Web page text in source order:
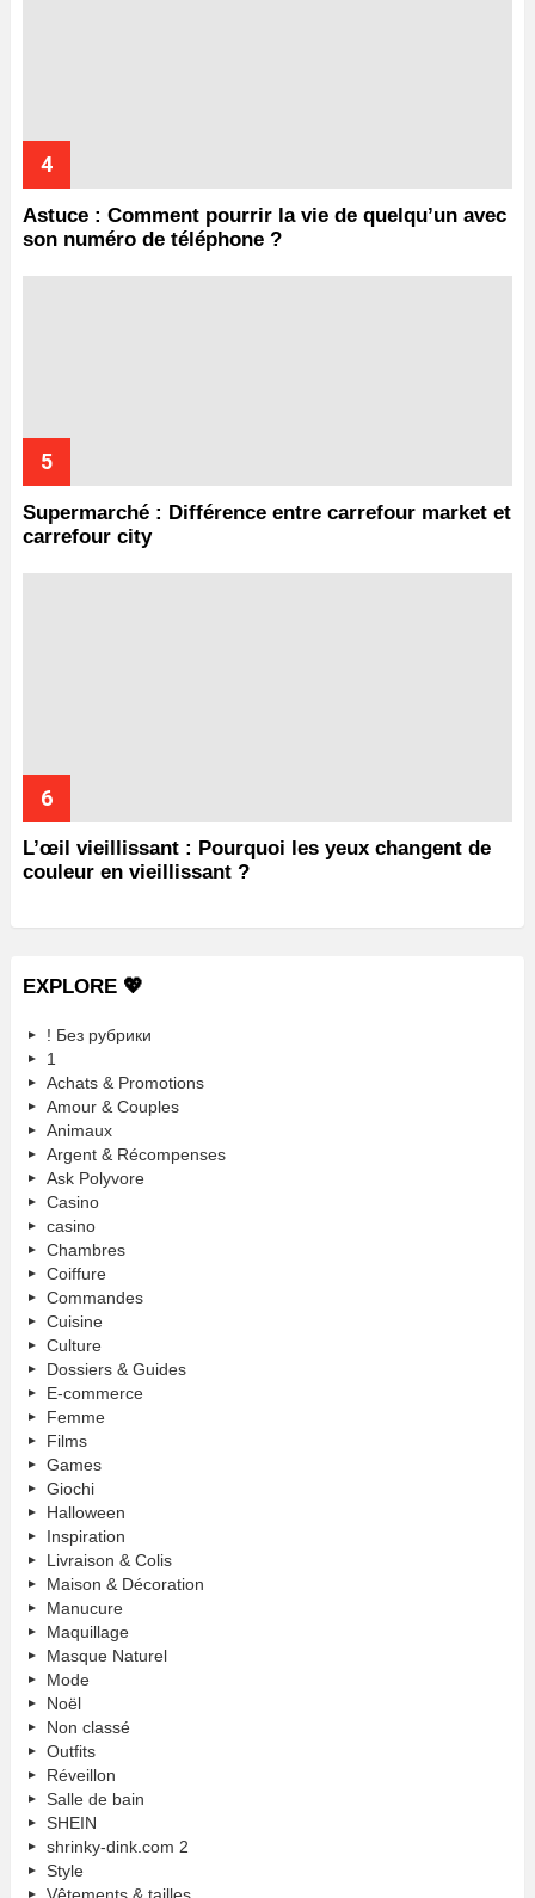
Astuce : Comment pourrir la vie de quelqu’un avec
son numéro de téléphone ?
Supermarché : Différence entre carrefour market et
carrefour city
L’œil vieillissant : Pourquoi les yeux changent de
couleur en vieillissant ?
EXPLORE 💖
! Без рубрики
1
Achats & Promotions
Amour & Couples
Animaux
Argent & Récompenses
Ask Polyvore
Casino
casino
Chambres
Coiffure
Commandes
Cuisine
Culture
Dossiers & Guides
E-commerce
Femme
Films
Games
Giochi
Halloween
Inspiration
Livraison & Colis
Maison & Décoration
Manucure
Maquillage
Masque Naturel
Mode
Noël
Non classé
Outfits
Réveillon
Salle de bain
SHEIN
shrinky-dink.com 2
Style